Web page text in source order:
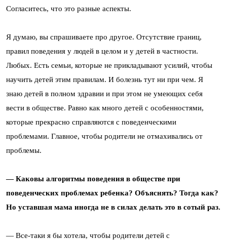
Согласитесь, что это разные аспекты.
Я думаю, вы спрашиваете про другое. Отсутствие границ,
правил поведения у людей в целом и у детей в частности.
Любых. Есть семьи, которые не прикладывают усилий, чтобы
научить детей этим правилам. И болезнь тут ни при чем. Я
знаю детей в полном здравии и при этом не умеющих себя
вести в обществе. Равно как много детей с особенностями,
которые прекрасно справляются с поведенческими
проблемами. Главное, чтобы родители не отмахивались от
проблемы.
— Каковы алгоритмы поведения в обществе при
поведенческих проблемах ребенка? Объяснять? Тогда как?
Но уставшая мама иногда не в силах делать это в сотый раз.
— Все-таки я бы хотела, чтобы родители детей с